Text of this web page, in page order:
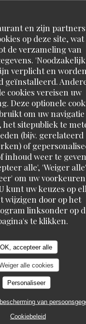
en zijn partners
op deze site,
de verzameling van
verplicht en
geïnstalleerd.
cookies vereisen uw
Deze optionele
om uw
het sitepubliek te
(bijv. gerelateerd
of
inhoud weer te
alle', 'Weiger
om uw
kunt uw keuzes op
wijzigen door op het
linksonder op
te klikken.
OK, accepteer alle
alle cookies
Personaliseer
van
Cookiebeleid
KEUKEN
:
((opent in een nieuw